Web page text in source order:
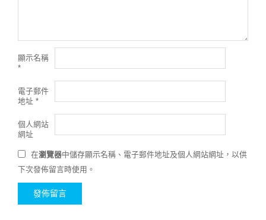
顯示名稱
*
電子郵件
地址 *
個人網站
網址
在瀏覽器中儲存顯示名稱、電子郵件地址及個人網站網址，以供
下次發佈留言時使用。